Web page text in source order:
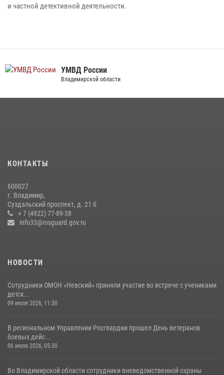
и частной детективной деятельности.
УМВД России
Владимирской области
КОНТАКТЫ
600027
г. Владимир,
Суздальский проспект, д. 21 б
+ 7 (4922) 77-89-38
info33@rosguard.gov.ru
НОВОСТИ
Сотрудники ОМОН «Невский» приняли участие во встрече с учениками
детск...
09 июля 2026, 11:30
В региональном Управлении Росгвардии прошел День ветеранов
боевых дейс...
06 июля 2026, 05:30
Во Владимирской области сотрудники вневедомственной охраны